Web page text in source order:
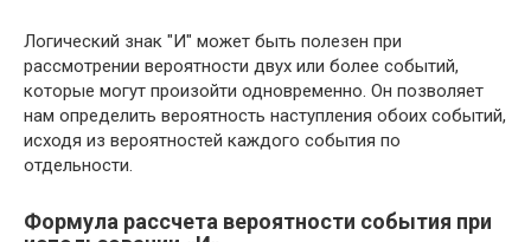
Логический знак "И" может быть полезен при
рассмотрении вероятности двух или более событий,
которые могут произойти одновременно. Он позволяет
нам определить вероятность наступления обоих событий,
исходя из вероятностей каждого события по
отдельности.
Формула рассчета вероятности события при